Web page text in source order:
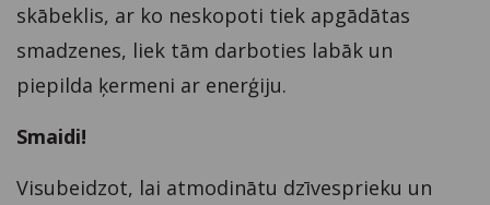
skābeklis, ar ko neskopoti tiek apgādātas
smadzenes, liek tām darboties labāk un
piepilda ķermeni ar enerģiju.
Smaidi!
Visubeidzot, lai atmodinātu dzīvesprieku un